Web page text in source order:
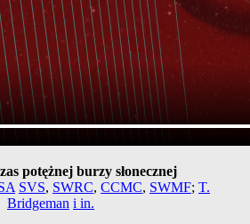
potężnej burzy słonecznej
SVS, SWRC, CCMC, SWMF; T.
Bridgeman i in.